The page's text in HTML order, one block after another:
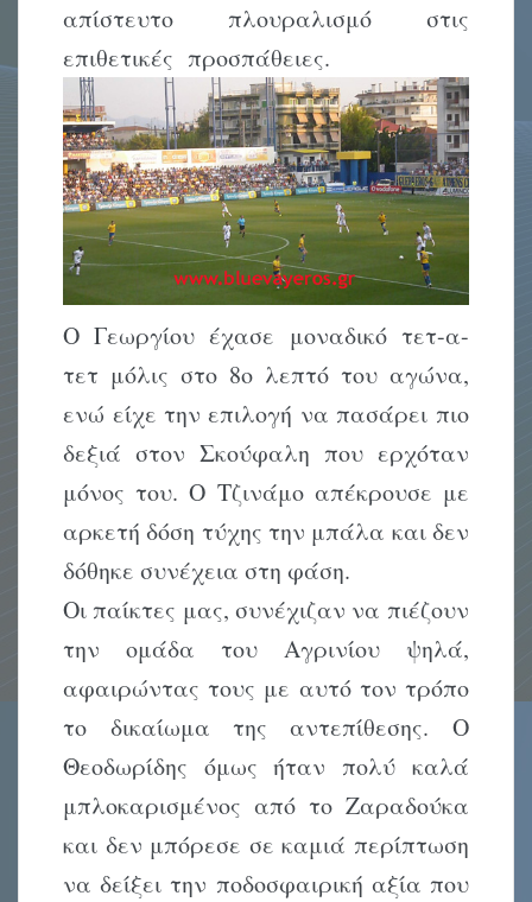
απίστευτο πλουραλισμό στις
επιθετικές προσπάθειες.
Ο Γεωργίου έχασε μοναδικό τετ-α-
τετ μόλις στο 8ο λεπτό του αγώνα,
ενώ είχε την επιλογή να πασάρει πιο
δεξιά στον Σκούφαλη που ερχόταν
μόνος του. Ο Τζινάμο απέκρουσε με
αρκετή δόση τύχης την μπάλα και δεν
δόθηκε συνέχεια στη φάση.
Οι παίκτες μας, συνέχιζαν να πιέζουν
την ομάδα του Αγρινίου ψηλά,
αφαιρώντας τους με αυτό τον τρόπο
το δικαίωμα της αντεπίθεσης. Ο
Θεοδωρίδης όμως ήταν πολύ καλά
μπλοκαρισμένος από το Ζαραδούκα
και δεν μπόρεσε σε καμιά περίπτωση
να δείξει την ποδοσφαιρική αξία που